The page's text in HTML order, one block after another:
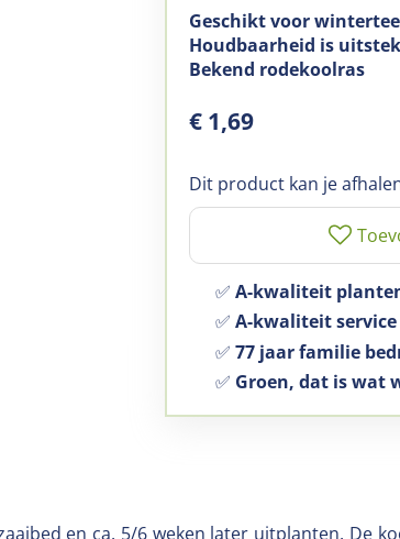
Geschikt voor
Houdbaarheid is
Bekend rodekoolras
€ 1,69
Dit product kan je
✅ A-kwaliteit
✅ A-kwaliteit service
✅ 77 jaar familie
✅ Groen, dat is wat
en ca. 5/6 weken later uitplanten. De